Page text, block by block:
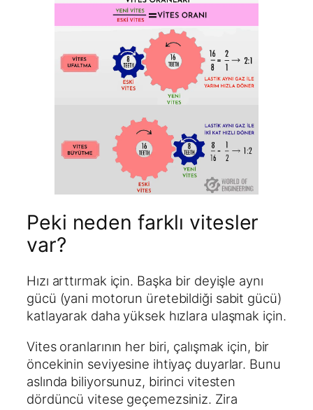
Peki neden farklı vitesler
var?
Hızı arttırmak için. Başka bir deyişle aynı
gücü (yani motorun üretebildiği sabit gücü)
katlayarak daha yüksek hızlara ulaşmak için.
Vites oranlarının her biri, çalışmak için, bir
öncekinin seviyesine ihtiyaç duyarlar. Bunu
aslında biliyorsunuz, birinci vitesten
dördüncü vitese geçemezsiniz. Zira